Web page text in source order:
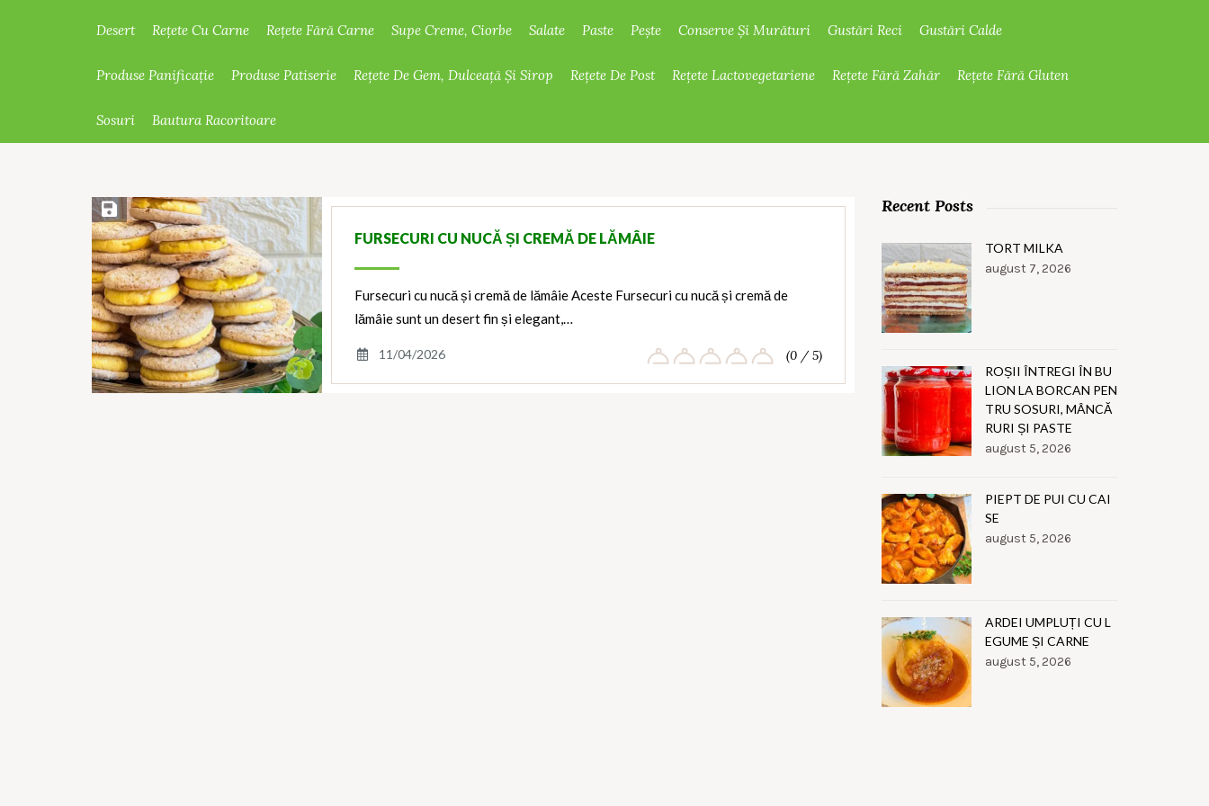
Desert Rețete Cu Carne Rețete Fără Carne Supe Creme, Ciorbe Salate Paste Pește Conserve Și Murături Gustări Reci Gustări Calde
Produse Panificație Produse Patiserie Rețete De Gem, Dulceață Și Sirop Rețete De Post Rețete Lactovegetariene Rețete Fără Zahăr Rețete Fără Gluten
Sosuri Bautura Racoritoare
Save Recipe
FURSECURI CU NUCĂ ȘI CREMĂ DE LĂMÂIE
Fursecuri cu nucă și cremă de lămâie Aceste Fursecuri cu nucă și cremă de
lămâie sunt un desert fin și elegant,…
11/04/2026 (0 / 5)
Recent Posts
TORT MILKA
august 7, 2026
ROȘII ÎNTREGI ÎN BU
LION LA BORCAN PEN
TRU SOSURI, MÂNCĂ
RURI ȘI PASTE
august 5, 2026
PIEPT DE PUI CU CAI
SE
august 5, 2026
ARDEI UMPLUȚI CU L
EGUME ȘI CARNE
august 5, 2026